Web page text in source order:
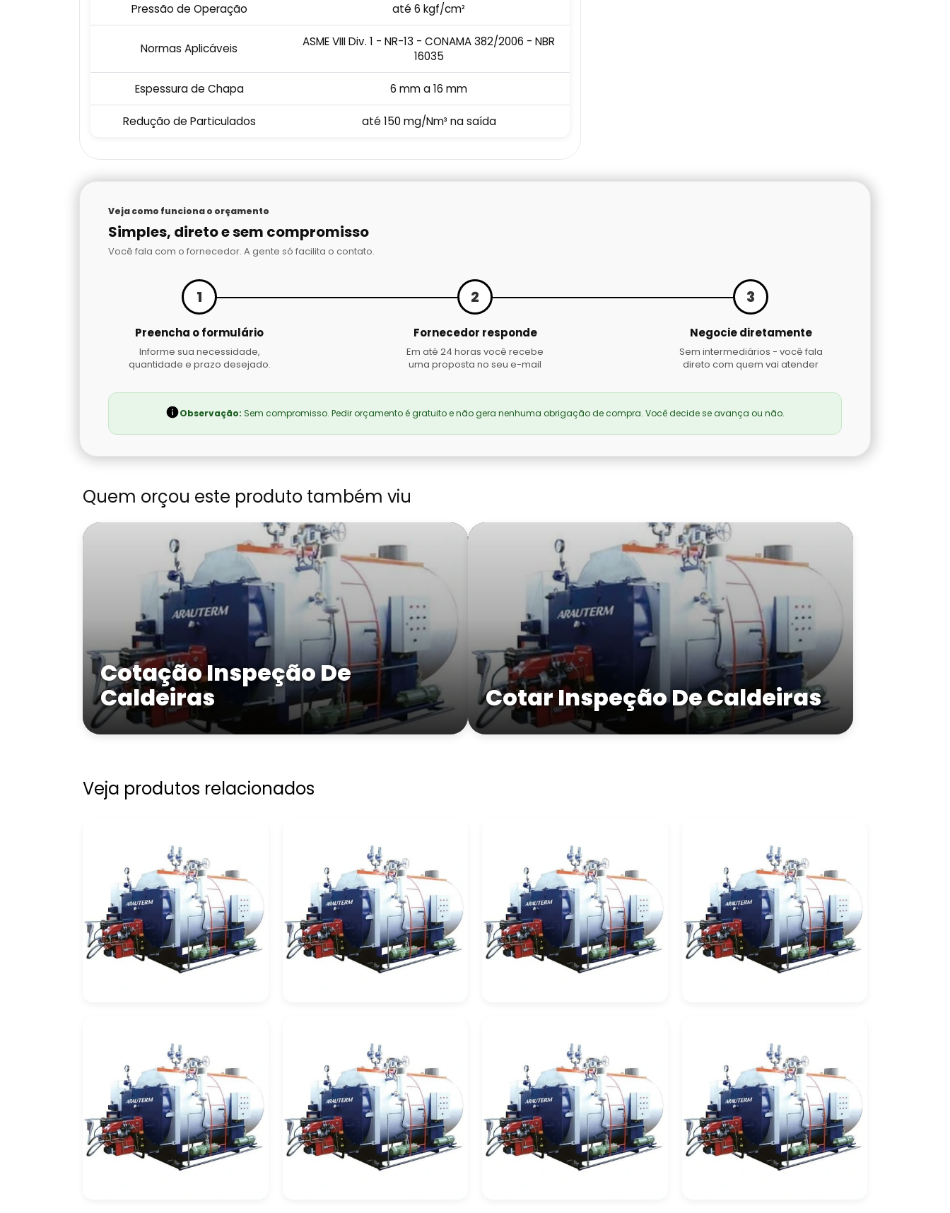
Pressão de Operação até 6 kgf/cm²
Normas Aplicáveis
ASME VIII Div. 1 - NR-13 - CONAMA 382/2006 - NBR
16035
Espessura de Chapa 6 mm a 16 mm
Redução de Particulados até 150 mg/Nm³ na saída
Veja como funciona o orçamento
Simples, direto e sem compromisso
Você fala com o fornecedor. A gente só facilita o contato.
1
Preencha o formulário
Informe sua necessidade,
quantidade e prazo desejado.
2
Fornecedor responde
Em até 24 horas você recebe
uma proposta no seu e-mail
3
Negocie diretamente
Sem intermediários - você fala
direto com quem vai atender
Observação: Sem compromisso. Pedir orçamento é gratuito e não gera nenhuma obrigação de compra. Você decide se avança ou não.
Quem orçou este produto também viu
Cotação Inspeção De
Caldeiras Cotar Inspeção De Caldeiras
Veja produtos relacionados
De Caldeiras
De Caldeiras A Vapor
De Caldeiras
Aquatubulares
De Caldeiras
Flamotubulares